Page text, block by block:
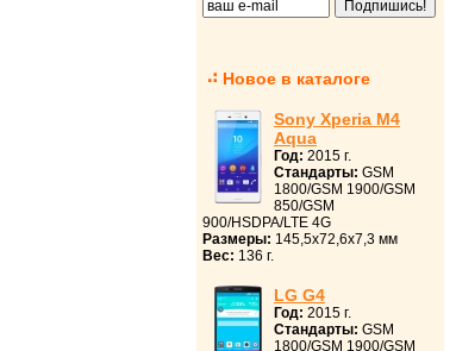
Новое в каталоге
Sony Xperia M4
Aqua
Год: 2015 г.
Стандарты: GSM
1800/GSM 1900/GSM
850/GSM
900/HSDPA/LTE 4G
Размеры: 145,5x72,6x7,3 мм
Вес: 136 г.
LG G4
Год: 2015 г.
Стандарты: GSM
1800/GSM 1900/GSM